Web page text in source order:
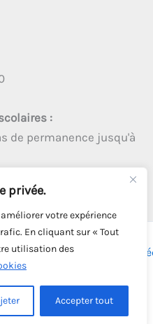
privée.
votre expérience
En cliquant sur « Tout
utilisation des
Accepter tout
:
de permanence jusqu'à
réservés - | Webmaster